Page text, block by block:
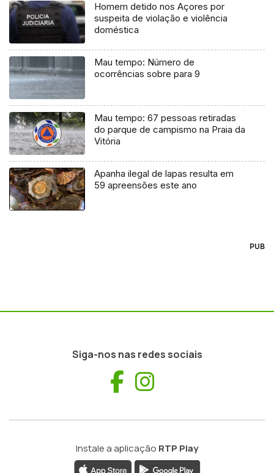
Homem detido nos Açores por
suspeita de violação e violência
doméstica
Mau tempo: Número de
ocorrências sobre para 9
Mau tempo: 67 pessoas retiradas
do parque de campismo na Praia da
Vitória
Apanha ilegal de lapas resulta em
59 apreensões este ano
PUB
Siga-nos nas redes sociais
Facebook
Instale a aplicação RTP Play